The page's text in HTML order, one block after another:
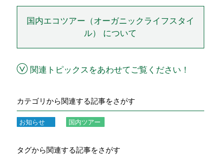
国内エコツアー（オーガニックライフスタイ
ル） について
関連トピックスをあわせてご覧ください！
カテゴリから関連する記事をさがす
お知らせ 国内ツアー
タグから関連する記事をさがす